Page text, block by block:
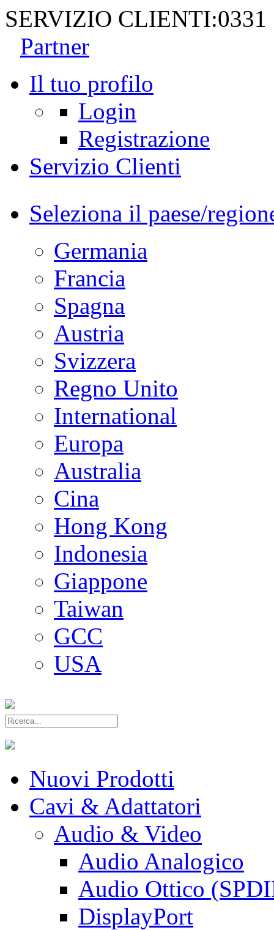
SERVIZIO CLIENTI:0331
Partner
Il tuo profilo
Login
Registrazione
Servizio Clienti
Seleziona il paese/
Germania
Francia
Spagna
Austria
Svizzera
Regno Unito
International
Europa
Australia
Cina
Hong Kong
Indonesia
Giappone
Taiwan
GCC
USA
Nuovi Prodotti
Cavi & Adattatori
Audio & Video
Audio Analogico
Audio Ottico
DisplayPort